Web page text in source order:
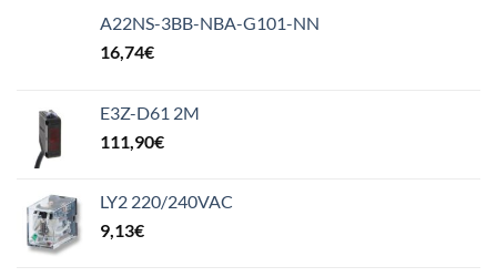
A22NS-3BB-NBA-G101-NN
16,74€
E3Z-D61 2M
111,90€
LY2 220/240VAC
9,13€